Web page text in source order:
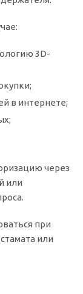
3D-
в интернете;
через
или
при
или